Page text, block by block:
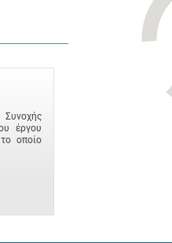
έργου
οποίο